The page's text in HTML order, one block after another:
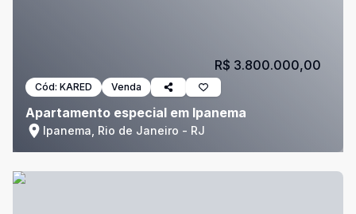
Cód: KARED Venda
Apartamento especial em Ipanema
Ipanema, Rio de Janeiro - RJ
R$ 3.800.000,00